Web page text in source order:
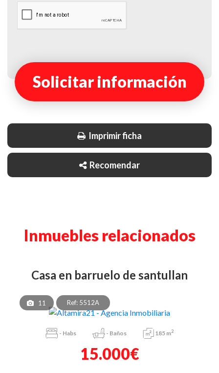
Solicitar información
Imprimir ficha
Recomendar
Inmuebles relacionados
casa en barruelo de santullan
11 Ref: 5512A
- Habs - Baños 185 m2
15.000€